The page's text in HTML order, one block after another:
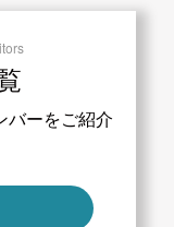
バーをご紹介